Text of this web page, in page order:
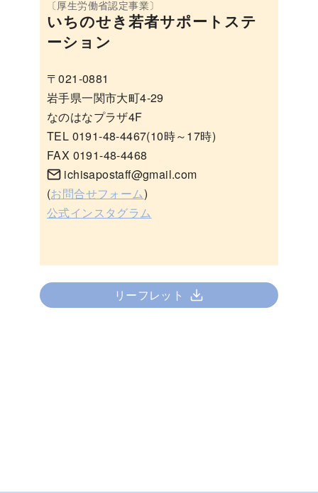
いちのせき若者サポートステ
ーション
〒021-0881
岩手県一関市大町4-29
なのはなプラザ4F
TEL 0191-48-4467(10時～17時)
FAX 0191-48-4468
ichisapostaff@gmail.com
(お問合せフォーム)
公式インスタグラム
リーフレット